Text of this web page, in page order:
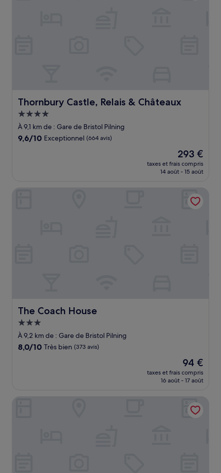
Thornbury Castle, Relais & Châteaux
Thornbury Castle, Relais & Châteaux
Hébergement
4.0 étoiles
À 9,1 km de : Gare de Bristol Pilning
9.6
9,6/10 Exceptionnel (664 avis)
Le
nouveau
prix
de
293 €
293 €
taxes et frais compris
14 août - 15 août
The Coach House
The Coach House
Hébergement
3.0 étoiles
À 9,2 km de : Gare de Bristol Pilning
8.0
8,0/10 Très bien (373 avis)
Le
nouveau
prix
de
94 €
94 €
taxes et frais compris
16 août - 17 août